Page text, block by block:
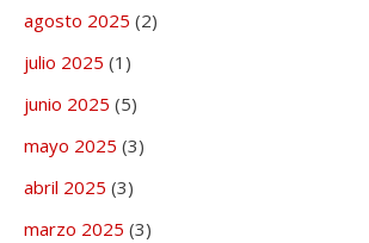
agosto 2025 (2)
julio 2025 (1)
junio 2025 (5)
mayo 2025 (3)
abril 2025 (3)
marzo 2025 (3)